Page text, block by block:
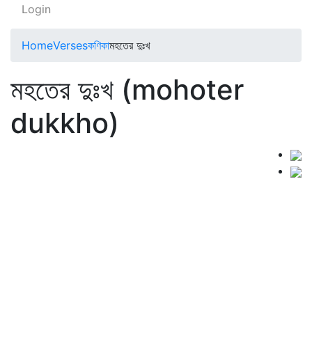
Login
HomeVersesকণিকামহতের দুঃখ
মহতের দুঃখ (mohoter
dukkho)